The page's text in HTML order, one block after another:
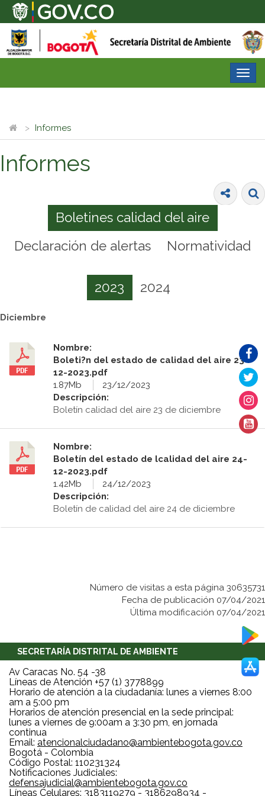
Informes
Informes
Boletines calidad del aire
Declaración de alertas
Normatividad
2023 2024
Diciembre
Nombre:
Boleti?n del estado de calidad del aire 23-
12-2023.pdf
1.87Mb
23/12/2023
Descripción:
Boletín calidad del aire 23 de diciembre
Nombre:
Boletín del estado de lcalidad del aire 24-
12-2023.pdf
1.42Mb
24/12/2023
Descripción:
Boletín de calidad del aire 24 de diciembre
Número de visitas a esta página 30635731
Fecha de publicación 07/04/2021
Última modificación 07/04/2021
SECRETARÍA DISTRITAL DE AMBIENTE
Av Caracas No. 54 -38
Líneas de Atención +57 (1) 3778899
Horario de atención a la ciudadanía: lunes a viernes 8:00
am a 5:00 pm
Horarios de atención presencial en la sede principal:
lunes a viernes de 9:00am a 3:30 pm, en jornada
continua
Email: atencionalciudadano@ambientebogota.gov.co
Bogotá - Colombia
Código Postal: 110231324
Notificaciones Judiciales:
defensajudicial@ambientebogota.gov.co
Líneas Celulares: 3183119279 - 3186298934 -